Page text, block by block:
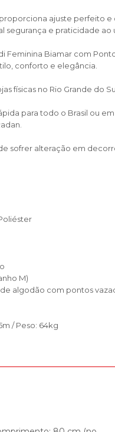
ajuste perfeito e
segurança e praticidade
Feminina Biamar com
conforto e elegância.
físicas no Rio Grande
para todo o Brasil ou
sofrer alteração em
M)
algodão com pontos
/ Peso: 64kg